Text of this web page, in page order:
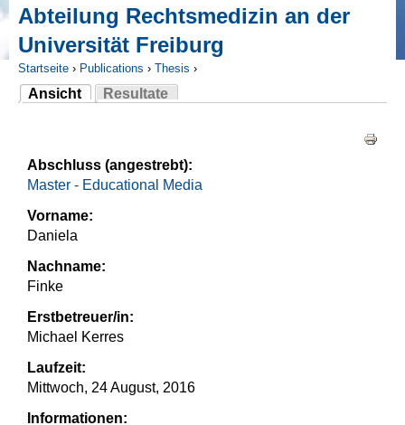
Abteilung Rechtsmedizin an der
Universität Freiburg
Sie sind hier
Startseite › Publications › Thesis ›
Ansicht
(aktiver Reiter)
Resultate
Abschluss (angestrebt):
Master - Educational Media
Vorname:
Daniela
Nachname:
Finke
Erstbetreuer/in:
Michael Kerres
Laufzeit:
Mittwoch, 24 August, 2016
Informationen: